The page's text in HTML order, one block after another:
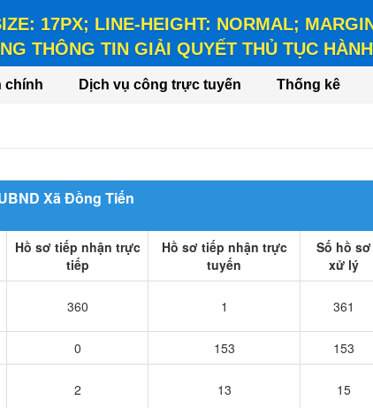
17PX; LINE-HEIGHT: NORMAL;
THÔNG TIN GIẢI QUYẾT THỦ TỤC
LINE-HEIGHT: NORMAL; MARGIN: 10PX 0PX;
chính Dịch vụ công trực tuyến Thống kê
Xã Đồng Tiến
Hồ sơ tiếp nhận trực
tiếp
Hồ sơ tiếp nhận trực
tuyến
Số hồ sơ
xử lý
360 1 361
0 153 153
2 13 15